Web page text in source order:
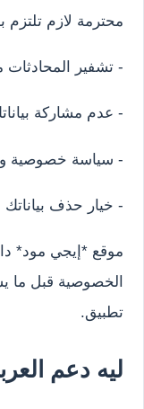
محترمة لازم تلتزم
- تشفير
- عدم مشاركة
- سياسة خصوصية
- خيار حذف
موقع *إيجي مود*
الخصوصية قبل ما
تطبيق.
ليه دعم